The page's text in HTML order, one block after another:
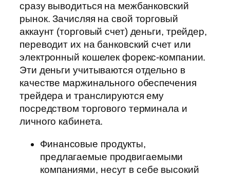
сразу выводиться на межбанковский
рынок. Зачисляя на свой торговый
аккаунт (торговый счет) деньги, трейдер,
переводит их на банковский счет или
электронный кошелек форекс-компании.
Эти деньги учитываются отдельно в
качестве маржинального обеспечения
трейдера и транслируются ему
посредством торгового терминала и
личного кабинета.
Финансовые продукты,
предлагаемые продвигаемыми
компаниями, несут в себе высокий